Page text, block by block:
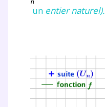
un entier naturel).